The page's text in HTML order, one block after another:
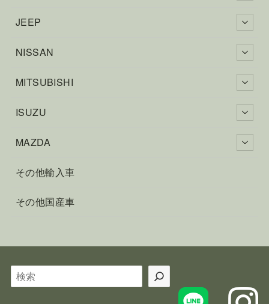
JEEP
NISSAN
MITSUBISHI
ISUZU
MAZDA
その他輸入車
その他国産車
検
索